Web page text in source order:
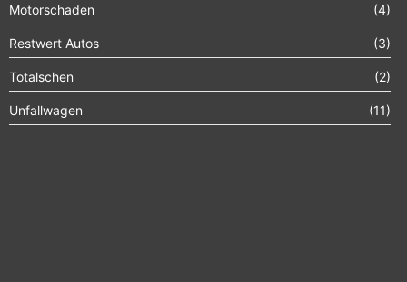
Motorschaden (4)
Restwert Autos (3)
Totalschen (2)
Unfallwagen (11)